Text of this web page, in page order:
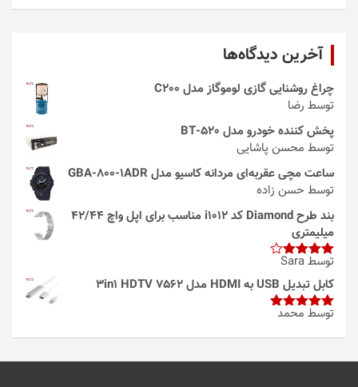
آخرین دیدگاه‌ها
چراغ روشنایی گازی لوموگاز مدل C200
توسط رضا
پخش کننده خودرو مدل 520-BT
توسط محسن پاشایی
ساعت مچی عقربه‌ای مردانه کاسیو مدل GBA-800-1ADR
توسط حسن زاده
بند طرح Diamond کد i1012 مناسب برای اپل واچ 42/44
میلیمتری
امتیاز4
از 5
توسط Sara
کابل تبدیل USB به HDMI مدل 3in1 HDTV 7562
امتیاز5از
توسط محمد